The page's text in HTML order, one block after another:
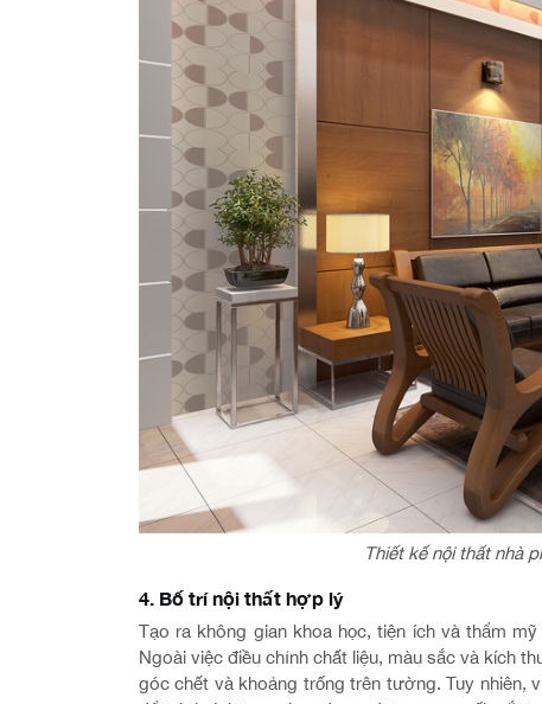
Thiết kế nội thất nhà
4. Bố trí nội thất hợp lý
Tạo ra không gian khoa học, tiện ích và thẩm
Ngoài việc điều chỉnh chất liệu, màu sắc và kích
góc chết và khoảng trống trên tường. Tuy nhiên,